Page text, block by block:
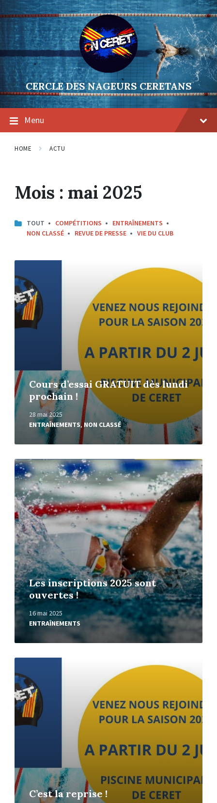
Skip
to
content
Skip
to
main
navigation
Skip
to
footer
CERCLE DES NAGEURS CERETANS
Menu
HOME ACTU
Mois : mai 2025
TOUT COMPÉTITIONS
ENTRAÎNEMENTS
NON CLASSÉ
REVUE DE PRESSE VIE DU CLUB
Cours d’essai GRATUIT dès lundi
prochain !
28 mai 2025
ENTRAÎNEMENTS,NON CLASSÉ
Read
More
Les inscriptions 2025 sont
ouvertes !
16 mai 2025
ENTRAÎNEMENTS
Read
More
C’est la reprise !
Read
More